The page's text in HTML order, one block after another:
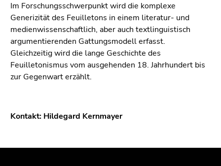
Im Forschungsschwerpunkt wird die komplexe
Generizität des Feuilletons in einem literatur- und
medienwissenschaftlich, aber auch textlinguistisch
argumentierenden Gattungsmodell erfasst.
Gleichzeitig wird die lange Geschichte des
Feuilletonismus vom ausgehenden 18. Jahrhundert bis
zur Gegenwart erzählt.
Kontakt: Hildegard Kernmayer